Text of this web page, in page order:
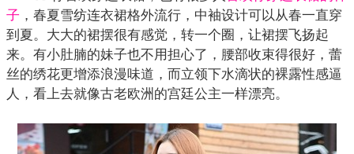
子 ，春夏雪纺连衣裙格外流行，中袖设计可以从春一直穿
到夏。大大的裙摆很有感觉，转一个圈，让裙摆飞扬起
来。有小肚腩的妹子也不用担心了，腰部收束得很好，蕾
丝的绣花更增添浪漫味道，而立领下水滴状的裸露性感逼
人，看上去就像古老欧洲的宫廷公主一样漂亮。